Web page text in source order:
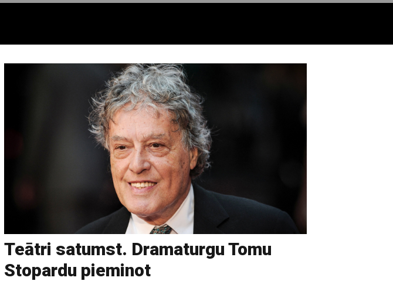
Teātri satumst. Dramaturgu Tomu
Stopardu pieminot